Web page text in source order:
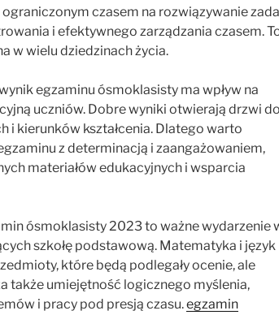
czasem na rozwiązywanie
i efektywnego zarządzania czasem.
w wielu dziedzinach życia.
egzaminu ósmoklasisty ma wpływ na
uczniów. Dobre wyniki otwierają drzwi
i kierunków kształcenia. Dlatego warto
z determinacją i zaangażowaniem,
materiałów edukacyjnych i wsparcia
ósmoklasisty 2023 to ważne wydarzenie
szkołę podstawową. Matematyka i język
które będą podlegały ocenie, ale
także umiejętność logicznego myślenia,
i pracy pod presją czasu.egzamin